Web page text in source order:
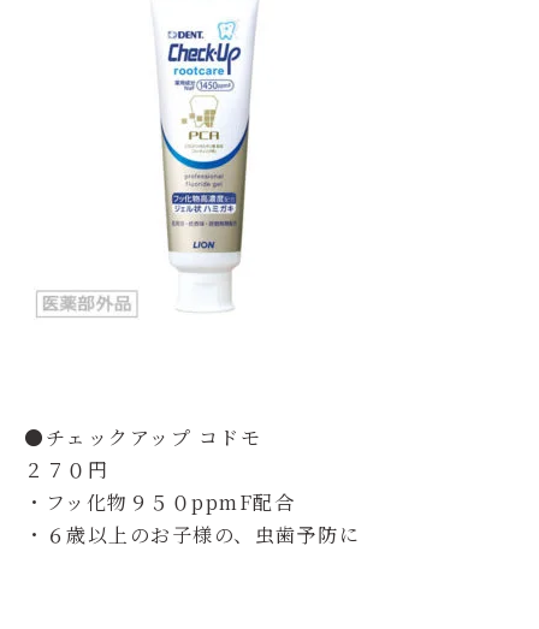
●チェックアップ コドモ
２７０円
・フッ化物９５０ppmF配合
・６歳以上のお子様の、虫歯予防に